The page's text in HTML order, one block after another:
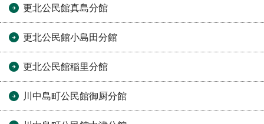
更北公民館真島分館
更北公民館小島田分館
更北公民館稲里分館
川中島町公民館御厨分館